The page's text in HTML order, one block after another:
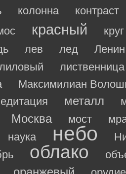
колонна
контраст
красный
круг
лев лед
Ленин
лиственница
Максимилиан
металл
Москва мост
наука небо
облако